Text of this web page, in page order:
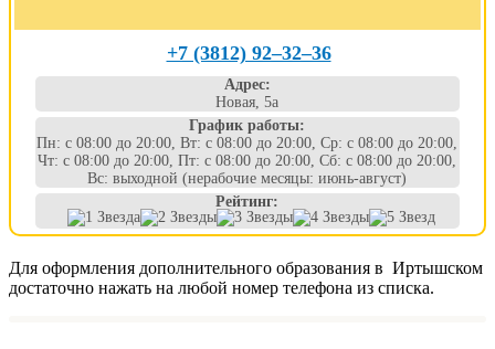
+7 (3812) 92‒32‒36
Адрес:
Новая, 5а
График работы:
Пн: с 08:00 до 20:00, Вт: с 08:00 до 20:00, Ср: с 08:00 до 20:00,
Чт: с 08:00 до 20:00, Пт: с 08:00 до 20:00, Сб: с 08:00 до 20:00,
Вс: выходной (нерабочие месяцы: июнь-август)
Рейтинг:
Для оформления дополнительного образования в Иртышском
достаточно нажать на любой номер телефона из списка.